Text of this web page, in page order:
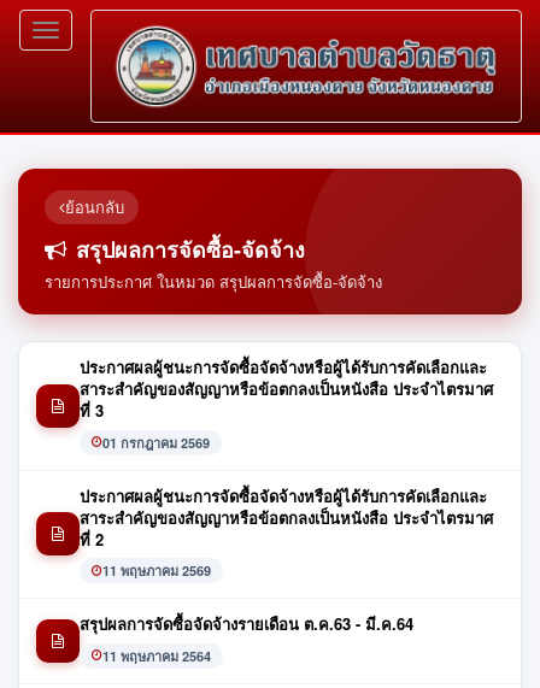
Toggle
navigation
ย้อนกลับ
สรุปผลการจัดซื้อ-จัดจ้าง
รายการประกาศ ในหมวด สรุปผลการจัดซื้อ-จัดจ้าง
ประกาศผลผู้ชนะการจัดซื้อจัดจ้างหรือผู้ได้รับการคัดเลือกและ
สาระสำคัญของสัญญาหรือข้อตกลงเป็นหนังสือ ประจำไตรมาศ
ที่ 3
01 กรกฎาคม 2569
ประกาศผลผู้ชนะการจัดซื้อจัดจ้างหรือผู้ได้รับการคัดเลือกและ
สาระสำคัญของสัญญาหรือข้อตกลงเป็นหนังสือ ประจำไตรมาศ
ที่ 2
11 พฤษภาคม 2569
สรุปผลการจัดซื้อจัดจ้างรายเดือน ต.ค.63 - มี.ค.64
11 พฤษภาคม 2564